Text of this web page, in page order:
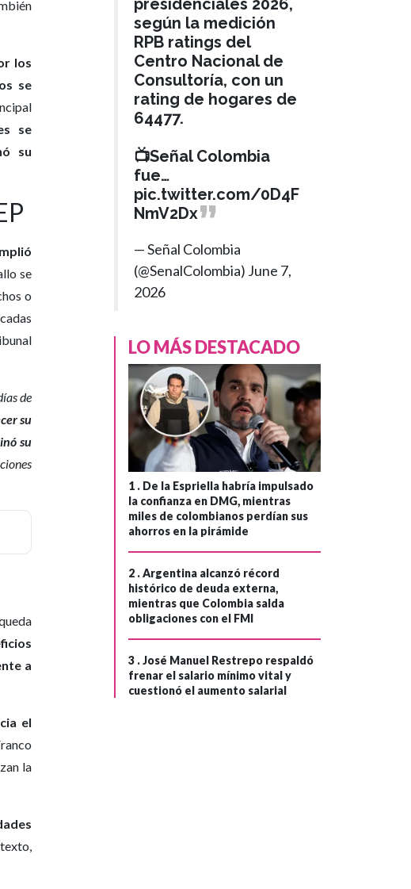
los
se
se
su
se
o
de
su
su
a
el
la
según la medición
RPB ratings del
Centro Nacional de
Consultoría, con un
rating de hogares de
64477.
📺Señal Colombia
fue…
pic.twitter.com/0D4F
NmV2Dx
— Señal Colombia
(@SenalColombia) June 7,
2026
LO MÁS DESTACADO
1 . De la Espriella habría impulsado
la confianza en DMG, mientras
miles de colombianos perdían sus
ahorros en la pirámide
2 .Argentina alcanzó récord
histórico de deuda externa,
mientras que Colombia salda
obligaciones con el FMI
3 .José Manuel Restrepo respaldó
frenar el salario mínimo vital y
cuestionó el aumento salarial